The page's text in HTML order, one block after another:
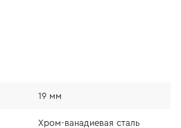
19 мм
Хром-ванадиевая сталь